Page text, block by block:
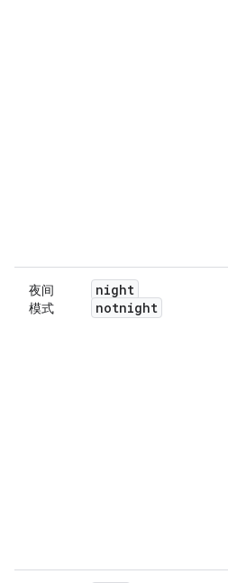
夜间
模式
night
notnight